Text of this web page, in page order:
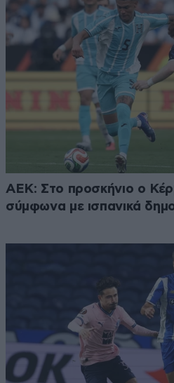
ΑΕΚ: Στο προσκήνιο ο
σύμφωνα με ισπανικά